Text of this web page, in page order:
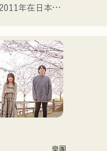
年在日本出
體上亮相，也
業廣告歌曲和
年，她以東京
於多個領域，
水特電視廣告
電視台
樂團